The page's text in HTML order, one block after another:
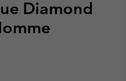
Diamond